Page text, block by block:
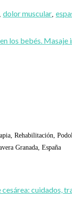
, dolor muscular,
los bebés. Masaje
Rehabilitación,
Granada, España